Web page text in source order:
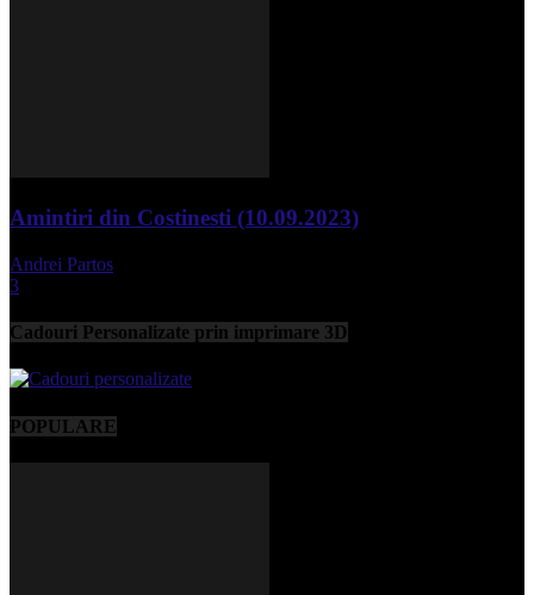
Amintiri din Costinesti (10.09.2023)
Andrei Partos
3
Cadouri Personalizate prin imprimare 3D
POPULARE